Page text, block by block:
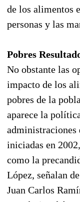
de los alimentos
personas y las
Pobres
No obstante las
impacto de los
pobres de la
aparece la
iniciadas en
como la
López, señalan
Juan Carlos